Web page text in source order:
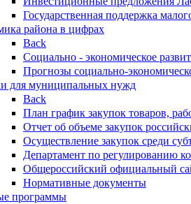
Государственная поддержка
района в цифрах
Back
Социально - экономическое
Прогнозы социально-
для муниципальных нужд
Back
План график закупок товаров,
Отчет об объеме закупок
Осуществление закупок среди
Департамент по регулированию
Общероссийский официальный
Нормативные документы
программы